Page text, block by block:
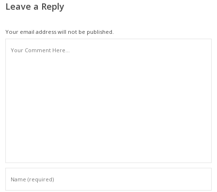
Leave a Reply
Your email address will not be published.